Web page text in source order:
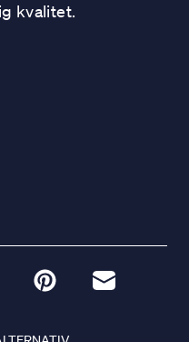
kvalitet.